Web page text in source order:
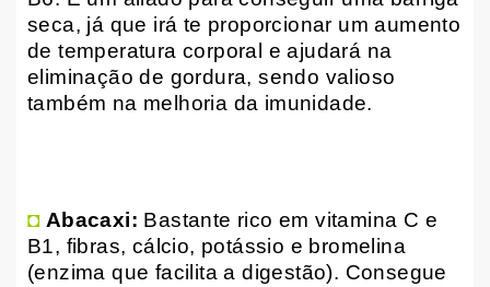
seca, já que irá te proporcionar um aumento
de temperatura corporal e ajudará na
eliminação de gordura, sendo valioso
também na melhoria da imunidade.
◘ Abacaxi: Bastante rico em vitamina C e
B1, fibras, cálcio, potássio e bromelina
(enzima que facilita a digestão). Consegue